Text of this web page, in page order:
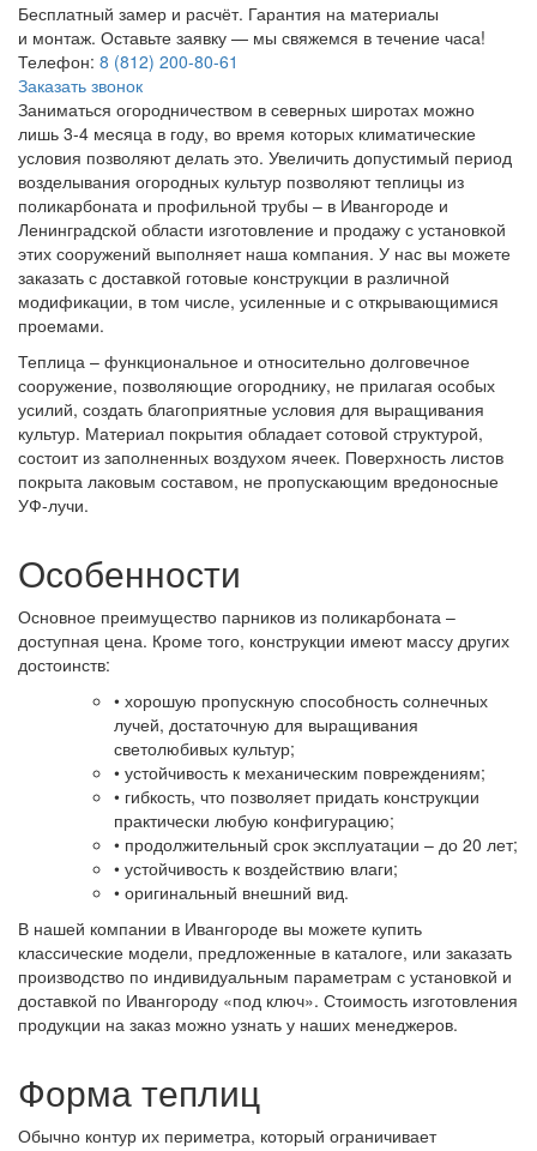
Бесплатный замер и расчёт. Гарантия на материалы
и монтаж. Оставьте заявку — мы свяжемся в течение часа!
Телефон: 8 (812) 200-80-61
Заказать звонок
Заниматься огородничеством в северных широтах можно
лишь 3-4 месяца в году, во время которых климатические
условия позволяют делать это. Увеличить допустимый период
возделывания огородных культур позволяют теплицы из
поликарбоната и профильной трубы – в Ивангороде и
Ленинградской области изготовление и продажу с установкой
этих сооружений выполняет наша компания. У нас вы можете
заказать с доставкой готовые конструкции в различной
модификации, в том числе, усиленные и с открывающимися
проемами.
Теплица – функциональное и относительно долговечное
сооружение, позволяющие огороднику, не прилагая особых
усилий, создать благоприятные условия для выращивания
культур. Материал покрытия обладает сотовой структурой,
состоит из заполненных воздухом ячеек. Поверхность листов
покрыта лаковым составом, не пропускающим вредоносные
УФ-лучи.
Особенности
Основное преимущество парников из поликарбоната –
доступная цена. Кроме того, конструкции имеют массу других
достоинств:
• хорошую пропускную способность солнечных
лучей, достаточную для выращивания
светолюбивых культур;
• устойчивость к механическим повреждениям;
• гибкость, что позволяет придать конструкции
практически любую конфигурацию;
• продолжительный срок эксплуатации – до 20 лет;
• устойчивость к воздействию влаги;
• оригинальный внешний вид.
В нашей компании в Ивангороде вы можете купить
классические модели, предложенные в каталоге, или заказать
производство по индивидуальным параметрам с установкой и
доставкой по Ивангороду «под ключ». Стоимость изготовления
продукции на заказ можно узнать у наших менеджеров.
Форма теплиц
Обычно контур их периметра, который ограничивает